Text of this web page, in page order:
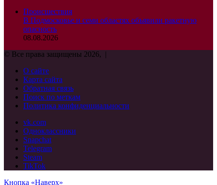
Происшествия
В Подмосковье и семи областях объявили ракетную
опасность
08.08.2026
© Все права защищены 2026, |
О сайте
Карта сайта
Обратная связь
Поиск по меткам
Политика конфиденциальности
vk.com
Одноклассники
Snapchat
Telegram
Steam
TikTok
Кнопка «Наверх»